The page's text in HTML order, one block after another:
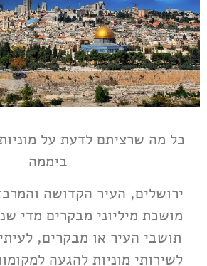
ביממה
ירושלים, העיר הקדושה
מושכת מיליוני מבקרים מדי
תושבי העיר או מבקרים,
לשירותי מוניות להגעה